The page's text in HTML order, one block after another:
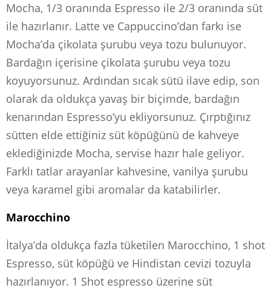
Mocha, 1/3 oranında Espresso ile 2/3 oranında süt
ile hazırlanır. Latte ve Cappuccino’dan farkı ise
Mocha’da çikolata şurubu veya tozu bulunuyor.
Bardağın içerisine çikolata şurubu veya tozu
koyuyorsunuz. Ardından sıcak sütü ilave edip, son
olarak da oldukça yavaş bir biçimde, bardağın
kenarından Espresso’yu ekliyorsunuz. Çırptığınız
sütten elde ettiğiniz süt köpüğünü de kahveye
eklediğinizde Mocha, servise hazır hale geliyor.
Farklı tatlar arayanlar kahvesine, vanilya şurubu
veya karamel gibi aromalar da katabilirler.
Marocchino
İtalya’da oldukça fazla tüketilen Marocchino, 1 shot
Espresso, süt köpüğü ve Hindistan cevizi tozuyla
hazırlanıyor. 1 Shot espresso üzerine süt